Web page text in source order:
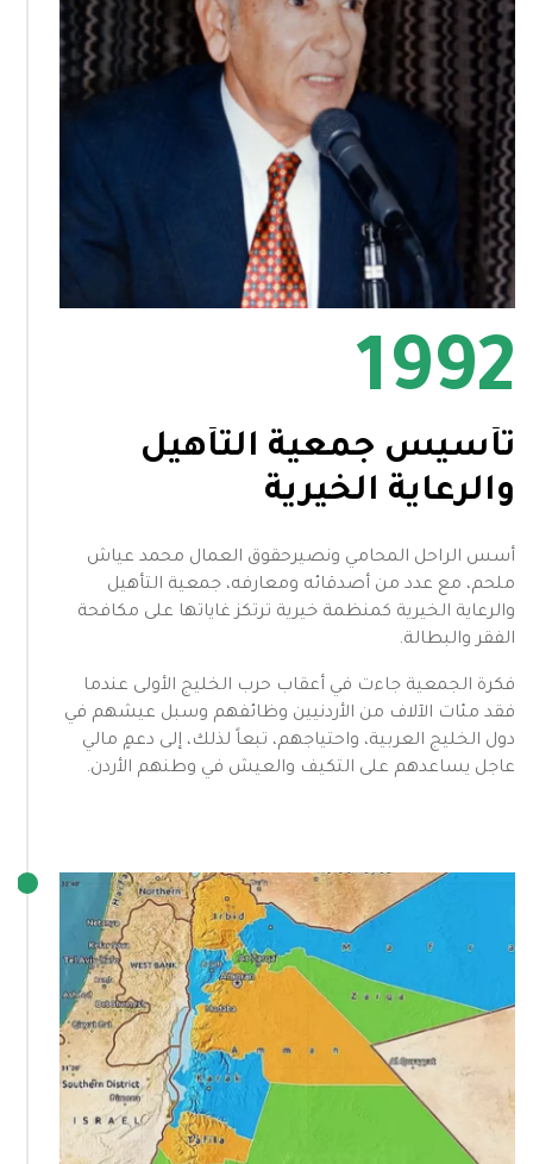
1992
تأسيس جمعية التأهيل
والرعاية الخيرية
أسس الراحل المحامي ونصيرحقوق العمال محمد عياش
ملحم، مع عدد من أصدقائه ومعارفه، جمعية التأهيل
والرعاية الخيرية كمنظمة خيرية ترتكز غاياتها على مكافحة
الفقر والبطالة.
فكرة الجمعية جاءت في أعقاب حرب الخليج الأولى عندما
فقد مئات الآلاف من الأردنيين وظائفهم وسبل عيشهم في
دول الخليج العربية، واحتياجهم، تبعاً لذلك، إلى دعمٍ مالي
عاجل يساعدهم على التكيف والعيش في وطنهم الأردن.